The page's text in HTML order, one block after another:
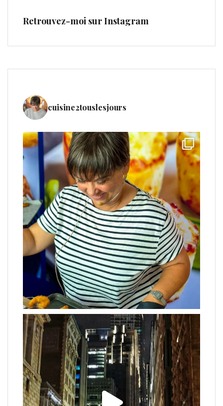
Retrouvez-moi sur Instagram
cuisine2touslesjours